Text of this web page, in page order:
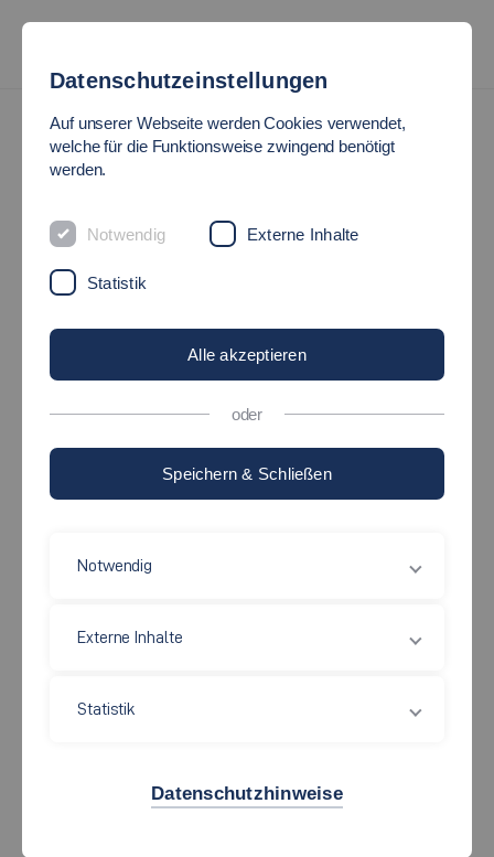
Rektorat
Datenschutzeinstellungen
Auf unserer Webseite werden Cookies verwendet,
welche für die Funktionsweise zwingend benötigt
werden.
Notwendig Externe Inhalte
Statistik
Alle akzeptieren
oder
Speichern & Schließen
Notwendig
Externe Inhalte
Statistik
Datenschutzhinweise